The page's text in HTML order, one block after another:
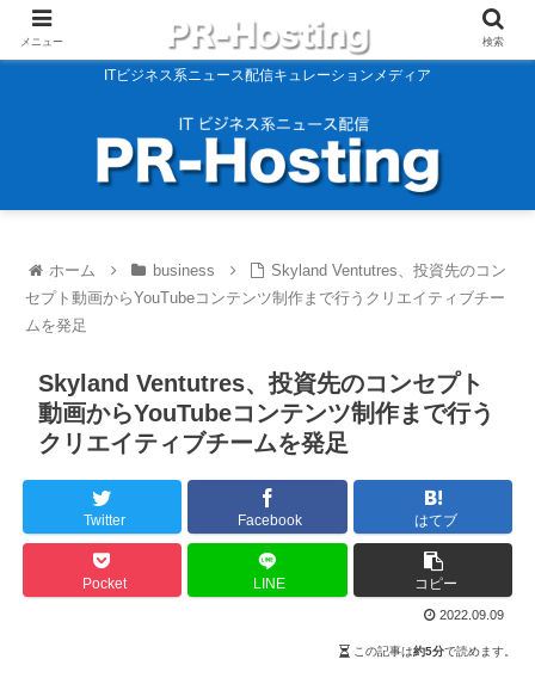
ITビジネス系ニュース配信キュレーションメディア
ホーム business
Skyland Ventutres、投資先のコン
セプト動画からYouTubeコンテンツ制作まで行うクリエイティブチー
ムを発足
Skyland Ventutres、投資先のコンセプト
動画からYouTubeコンテンツ制作まで行う
クリエイティブチームを発足
Twitter Facebook はてブ
Pocket LINE コピー
2022.09.09
この記事は約5分で読めます。
メニュー 検索